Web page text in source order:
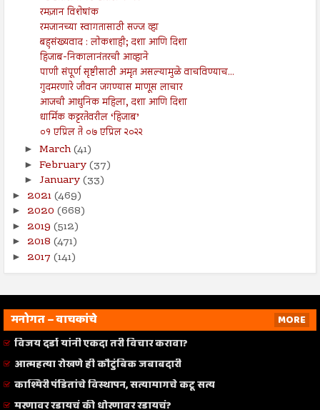
रमज़ान विशेषांक
रमजानच्या स्वागतासाठी सज्ज व्हा
बहुसंख्यवाद : लोकशाही; दशा आणि दिशा
हिजाब-निकालानंतरची आव्हाने
पाणी संपूर्ण सृष्टीसाठी अमृत असल्यामुळे वाचविण्याच...
गुदमरणारे जीवन जगण्यास माणूस लाचार
आजची आधुनिक महिला, दशा आणि दिशा
धार्मिक कट्टरतेवरील ‘हिजाब’
०१ एप्रिल ते ०७ एप्रिल २०२२
► March(41)
► February(37)
► January(33)
► 2021(469)
► 2020 (668)
► 2019 (512)
► 2018 (471)
► 2017 (141)
मनोगत – वाचकांचे
MORE
विजय दर्डा यांनी एकदा तरी विचार करावा?
आत्महत्या रोखणे ही कौटुंबिक जबाबदारी
काश्मिरी पंडितांचे विस्थापन, सत्यामागचे कटू सत्य
मरणावर रडायचं की धोरणावर रडायचं?